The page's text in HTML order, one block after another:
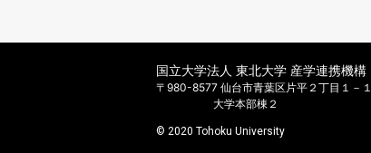
国立大学法人 東北大学 産学連携機構
〒980-8577 仙台市青葉区片平２丁目１－１
大学本部棟２
© 2020 Tohoku University